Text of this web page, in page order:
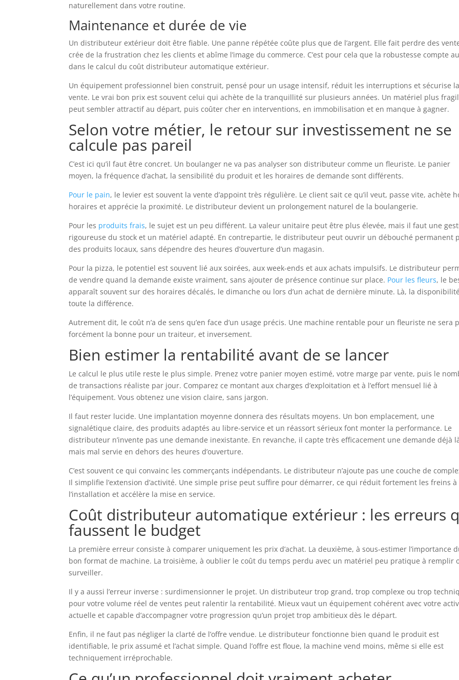
naturellement dans votre routine.
Maintenance et durée de vie
Un distributeur extérieur doit être fiable. Une panne répétée coûte plus que de l’argent. Elle fait perdre des
crée de la frustration chez les clients et abîme l’image du commerce. C’est pour cela que la robustesse compte
dans le calcul du coût distributeur automatique extérieur.
Un équipement professionnel bien construit, pensé pour un usage intensif, réduit les interruptions et sécurise la
vente. Le vrai bon prix est souvent celui qui achète de la tranquillité sur plusieurs années. Un matériel plus
peut sembler attractif au départ, puis coûter cher en interventions, en immobilisation et en manque à gagner.
Selon votre métier, le retour sur investissement ne se
calcule pas pareil
C’est ici qu’il faut être concret. Un boulanger ne va pas analyser son distributeur comme un fleuriste. Le panier
moyen, la fréquence d’achat, la sensibilité du produit et les horaires de demande sont différents.
Pour le pain, le levier est souvent la vente d’appoint très régulière. Le client sait ce qu’il veut, passe vite, achète
horaires et apprécie la proximité. Le distributeur devient un prolongement naturel de la boulangerie.
Pour les produits frais, le sujet est un peu différent. La valeur unitaire peut être plus élevée, mais il faut une
rigoureuse du stock et un matériel adapté. En contrepartie, le distributeur peut ouvrir un débouché permanent
des produits locaux, sans dépendre des heures d’ouverture d’un magasin.
Pour la pizza, le potentiel est souvent lié aux soirées, aux week-ends et aux achats impulsifs. Le distributeur
de vendre quand la demande existe vraiment, sans ajouter de présence continue sur place. Pour les fleurs, le
apparaît souvent sur des horaires décalés, le dimanche ou lors d’un achat de dernière minute. Là, la
toute la différence.
Autrement dit, le coût n’a de sens qu’en face d’un usage précis. Une machine rentable pour un fleuriste ne sera
forcément la bonne pour un traiteur, et inversement.
Bien estimer la rentabilité avant de se lancer
Le calcul le plus utile reste le plus simple. Prenez votre panier moyen estimé, votre marge par vente, puis le
de transactions réaliste par jour. Comparez ce montant aux charges d’exploitation et à l’effort mensuel lié à
l’équipement. Vous obtenez une vision claire, sans jargon.
Il faut rester lucide. Une implantation moyenne donnera des résultats moyens. Un bon emplacement, une
signalétique claire, des produits adaptés au libre-service et un réassort sérieux font monter la performance. Le
distributeur n’invente pas une demande inexistante. En revanche, il capte très efficacement une demande déjà
mais mal servie en dehors des heures d’ouverture.
C’est souvent ce qui convainc les commerçants indépendants. Le distributeur n’ajoute pas une couche de
Il simplifie l’extension d’activité. Une simple prise peut suffire pour démarrer, ce qui réduit fortement les freins à
l’installation et accélère la mise en service.
Coût distributeur automatique extérieur : les erreurs
faussent le budget
La première erreur consiste à comparer uniquement les prix d’achat. La deuxième, à sous-estimer l’importance
bon format de machine. La troisième, à oublier le coût du temps perdu avec un matériel peu pratique à remplir
surveiller.
Il y a aussi l’erreur inverse : surdimensionner le projet. Un distributeur trop grand, trop complexe ou trop
pour votre volume réel de ventes peut ralentir la rentabilité. Mieux vaut un équipement cohérent avec votre
actuelle et capable d’accompagner votre progression qu’un projet trop ambitieux dès le départ.
Enfin, il ne faut pas négliger la clarté de l’offre vendue. Le distributeur fonctionne bien quand le produit est
identifiable, le prix assumé et l’achat simple. Quand l’offre est floue, la machine vend moins, même si elle est
techniquement irréprochable.